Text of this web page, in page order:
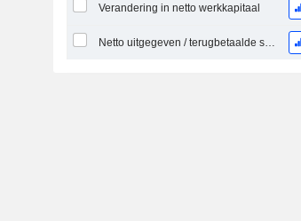
Verandering in netto werkkapitaal
Netto uitgegeven / terugbetaalde schuld